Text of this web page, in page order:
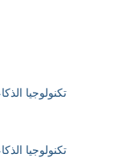
تكنولوجيا
تكنولوجيا